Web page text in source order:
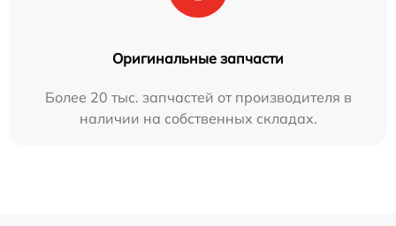
Оригинальные запчасти
Более 20 тыс. запчастей от производителя в
наличии на собственных складах.